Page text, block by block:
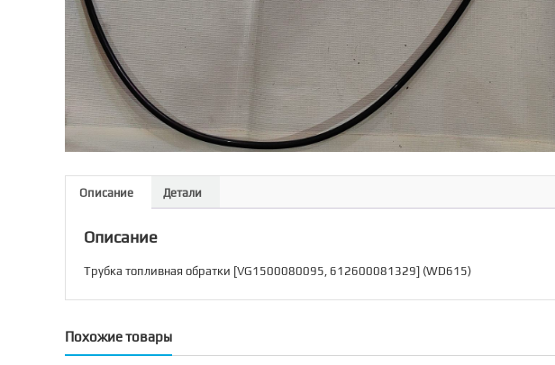
Описание Детали
Описание
Трубка топливная обратки [VG1500080095, 612600081329] (WD615)
Похожие товары